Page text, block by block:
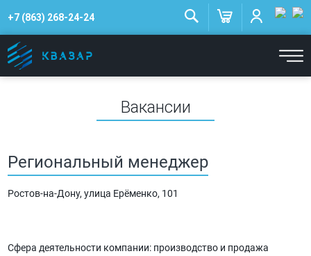
+7 (863) 268-24-24
Вакансии
Региональный менеджер
Ростов-на-Дону, улица Ерёменко, 101
Сфера деятельности компании: производство и продажа